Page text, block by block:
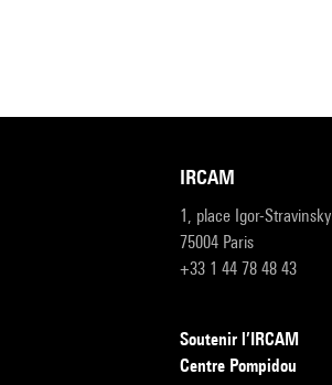
IRCAM
1, place Igor-Stravinsky
75004 Paris
+33 1 44 78 48 43
Soutenir l’IRCAM
Centre Pompidou